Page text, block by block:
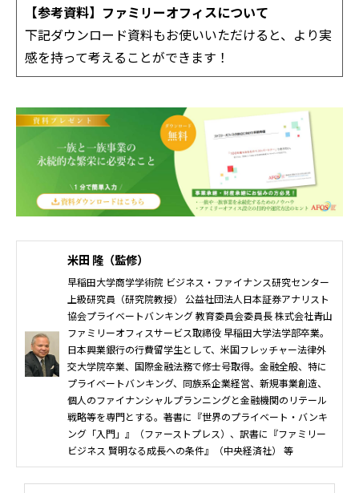
【参考資料】ファミリーオフィスについて
下記ダウンロード資料もお使いいただけると、より実
感を持って考えることができます！
米田 隆（監修）
早稲田大学商学学術院 ビジネス・ファイナンス研究センター
上級研究員（研究院教授） 公益社団法人日本証券アナリスト
協会プライベートバンキング 教育委員会委員長 株式会社青山
ファミリーオフィスサービス取締役 早稲田大学法学部卒業。
日本興業銀行の行費留学生として、米国フレッチャー法律外
交大学院卒業、国際金融法務で修士号取得。金融全般、特に
プライベートバンキング、同族系企業経営、新規事業創造、
個人のファイナンシャルプランニングと金融機関のリテール
戦略等を専門とする。著書に『世界のプライベート・バンキ
ング「入門」』（ファーストプレス）、訳書に『ファミリー
ビジネス 賢明なる成長への条件』（中央経済社） 等